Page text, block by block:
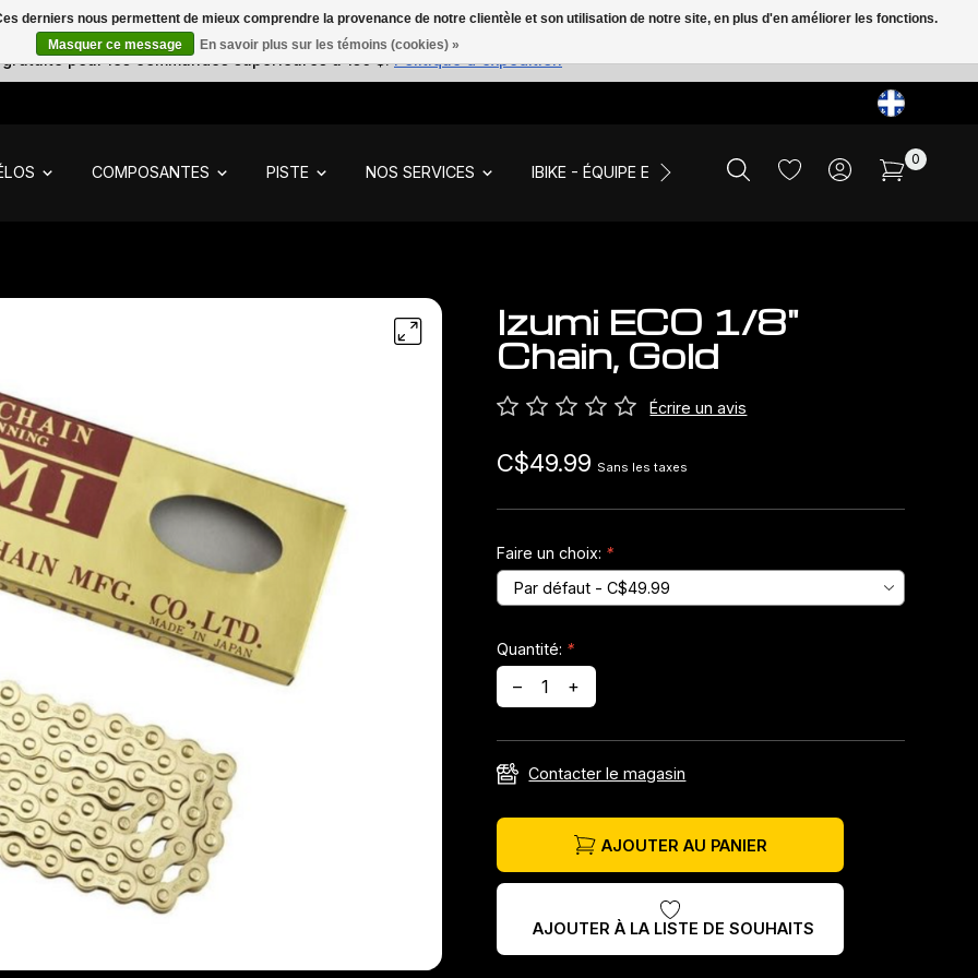
pour les commandes supérieures à 150 $.Politique d'expédition
COMPOSANTES PISTE NOS SERVICES IBIKE - ÉQUIPE ET ÉVÉNEMENTS LIQUIDATION
0
Izumi ECO 1/8"
Chain, Gold
Écrire un avis
C$49.99 Sans les taxes
Faire un choix: *
Quantité: *
– +
Contacter le magasin
AJOUTER AU PANIER
AJOUTER À LA LISTE DE SOUHAITS
derniers nous permettent de mieux comprendre la provenance de notre clientèle et son utilisation de notre site, en plus d'en améliorer les fonctions.
Masquer ce message
En savoir plus sur les témoins (cookies) »